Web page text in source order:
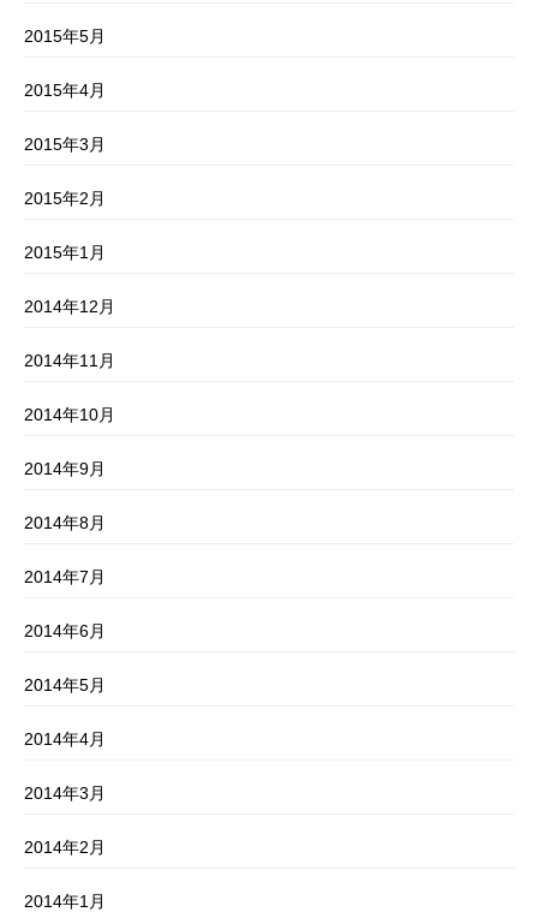
2015年5月
2015年4月
2015年3月
2015年2月
2015年1月
2014年12月
2014年11月
2014年10月
2014年9月
2014年8月
2014年7月
2014年6月
2014年5月
2014年4月
2014年3月
2014年2月
2014年1月